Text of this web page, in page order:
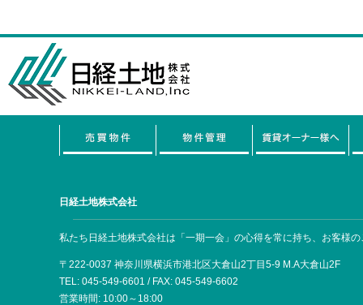
【販売予告】茂原カントリー倶楽部隣接リゾー
トハウス 茂原市中善寺
茂原カントリー倶楽部隣接リゾートハウス 茂原市中善寺を
【販売開始】中古マンション 諏訪坂 鶴見花沢
【販売開始】中古戸建 大倉山６丁目
中古戸建 大倉山６丁目の販売を開始しました。
【販売開始】特選売地 綱島東五丁目
日経土地株式会社
私たち日経土地株式会社は「一期一会」の心得を常に持ち、お客様
〒222-0037 神奈川県横浜市港北区大倉山2丁目5-9 M.A大倉山2F
TEL: 045-549-6601 / FAX: 045-549-6602
営業時間: 10:00～18:00